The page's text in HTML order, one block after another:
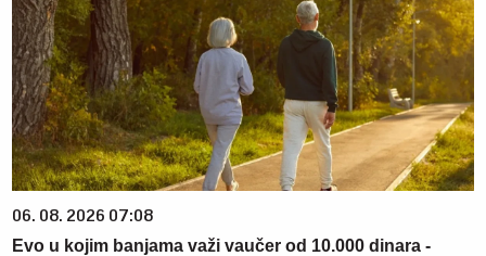
06. 08. 2026 07:08
Evo u kojim banjama važi vaučer od 10.000 dinara -